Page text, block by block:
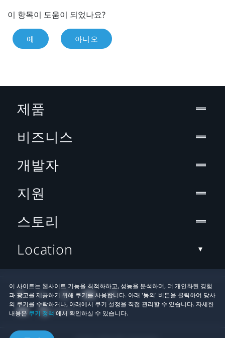
이 항목이 도움이 되었나요?
예 아니오
이 사이트는 웹사이트 기능을 최적화하고, 성능을 분석하며, 더 개인화된 경험
과 광고를 제공하기 위해 쿠키를 사용합니다. 아래 '동의' 버튼을 클릭하여 당사
의 쿠키를 수락하거나, 아래에서 쿠키 설정을 직접 관리할 수 있습니다. 자세한
내용은 쿠키 정책 에서 확인하실 수 있습니다.
제품
비즈니스
개발자
지원
스토리
Location